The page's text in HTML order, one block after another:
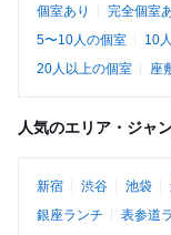
個室あり 完全個室
5〜10人の個室
10
20人以上の個室
座
人気のエリア・ジャ
新宿 渋谷 池袋
銀座ランチ
表参道